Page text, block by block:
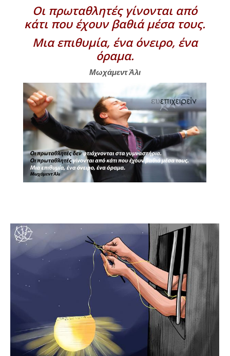
Οι πρωταθλητές γίνονται από
κάτι που έχουν βαθιά μέσα τους.
Μια επιθυμία, ένα όνειρο, ένα
όραμα.
Μωχάμεντ Άλι